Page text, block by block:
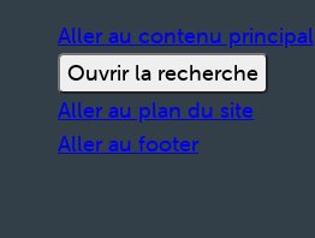
Aller au contenu principal
Ouvrir la recherche
Aller au plan du site
Aller au footer